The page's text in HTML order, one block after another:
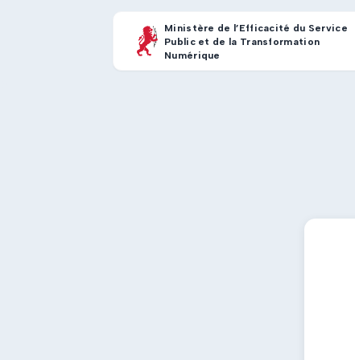
Ministère de l’Efficacité du Service
Public et de la Transformation
Numérique